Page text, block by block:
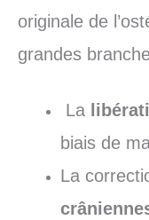
originale de
grandes
La
biais de
La